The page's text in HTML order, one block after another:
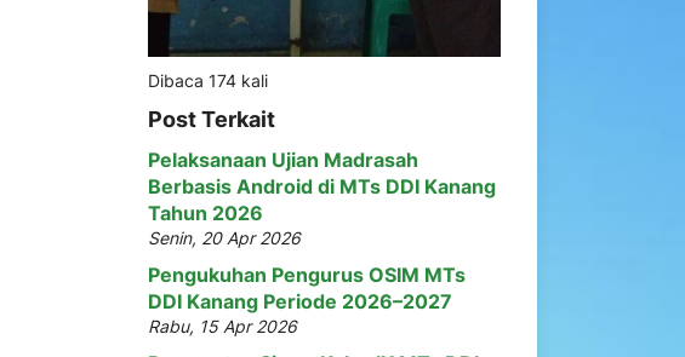
Dibaca 174 kali
Post Terkait
Pelaksanaan Ujian Madrasah
Berbasis Android di MTs DDI Kanang
Tahun 2026
Senin, 20 Apr 2026
Pengukuhan Pengurus OSIM MTs
DDI Kanang Periode 2026–2027
Rabu, 15 Apr 2026